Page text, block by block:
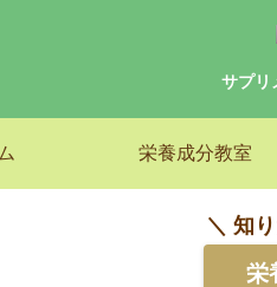
サプリ
栄養成分教室
＼ 知
栄